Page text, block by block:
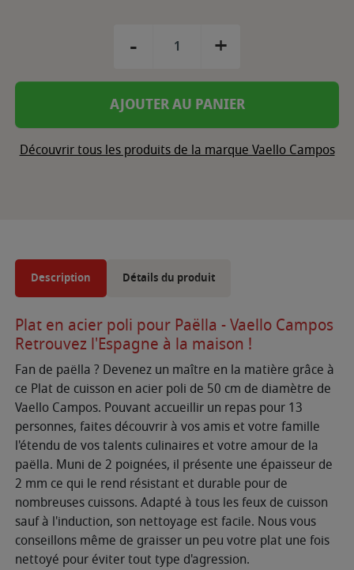
- +
AJOUTER AU PANIER
Découvrir tous les produits de la marque Vaello Campos
Description Détails du produit
Plat en acier poli pour Paëlla - Vaello Campos
Retrouvez l'Espagne à la maison !
Fan de paëlla ? Devenez un maître en la matière grâce à
ce Plat de cuisson en acier poli de 50 cm de diamètre de
Vaello Campos. Pouvant accueillir un repas pour 13
personnes, faites découvrir à vos amis et votre famille
l'étendu de vos talents culinaires et votre amour de la
paëlla. Muni de 2 poignées, il présente une épaisseur de
2 mm ce qui le rend résistant et durable pour de
nombreuses cuissons. Adapté à tous les feux de cuisson
sauf à l'induction, son nettoyage est facile. Nous vous
conseillons même de graisser un peu votre plat une fois
nettoyé pour éviter tout type d'agression.